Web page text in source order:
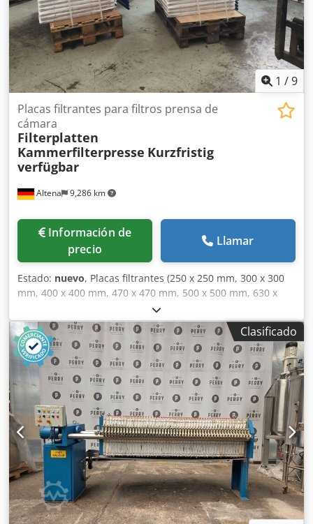
1 /9
Altena 9,286 km
Placas filtrantes para filtros prensa de
cámara
Filterplatten
Kammerfilterpresse Kurzfristig
verfügbar
Información de
precio
Llamar
Estado: nuevo, Placas filtrantes (250 x 250 mm, 300 x 300
mm, 400 x 400 mm, 470 x 470 mm, 500 x 500 mm, 630 x
630 mm, 760 x 760 mm, 800 x 800 mm, 1000 x 1000 mm,
1200 x 1200 mm, 1200 x 1600 mm, 1500 x 1500 mm) para
todas las prensas filtrantes, en todos los tamaños y
calidades; plazos de entrega cortos. Consulte nuestras
ofertas. Nuestra ubicación es 58762 Altena. Dsdeikl Uijpfx
An Iock
Clasificado